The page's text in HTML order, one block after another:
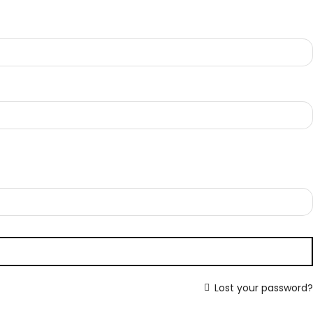
Lost your password?